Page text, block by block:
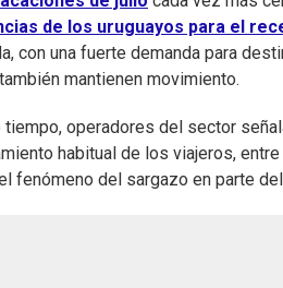
de los uruguayos para el
con una fuerte demanda para
mantienen movimiento.
operadores del sector
habitual de los viajeros, entre
fenómeno del sargazo en parte